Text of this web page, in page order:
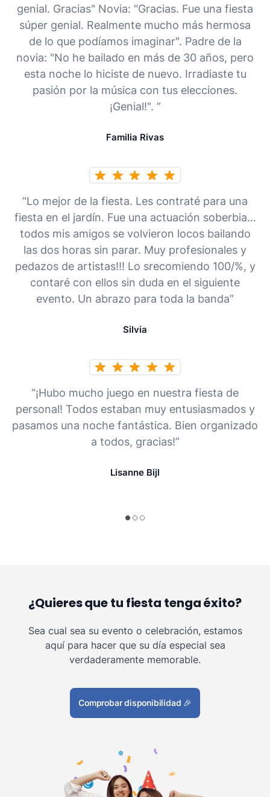
genial. Gracias" Novia: "Gracias. Fue una fiesta
súper genial. Realmente mucho más hermosa
de lo que podíamos imaginar". Padre de la
novia: "No he bailado en más de 30 años, pero
esta noche lo hiciste de nuevo. Irradiaste tu
pasión por la música con tus elecciones.
¡Genial!". ”
Familia Rivas
“Lo mejor de la fiesta. Les contraté para una
fiesta en el jardín. Fue una actuación soberbia…
todos mis amigos se volvieron locos bailando
las dos horas sin parar. Muy profesionales y
pedazos de artistas!!! Lo srecomiendo 100/%, y
contaré con ellos sin duda en el siguiente
evento. Un abrazo para toda la banda”
Silvia
“¡Hubo mucho juego en nuestra fiesta de
personal! Todos estaban muy entusiasmados y
pasamos una noche fantástica. Bien organizado
a todos, gracias!”
Lisanne Bijl
¿Quieres que tu fiesta tenga éxito?
Sea cual sea su evento o celebración, estamos
aquí para hacer que su día especial sea
verdaderamente memorable.
Comprobar disponibilidad 🎉